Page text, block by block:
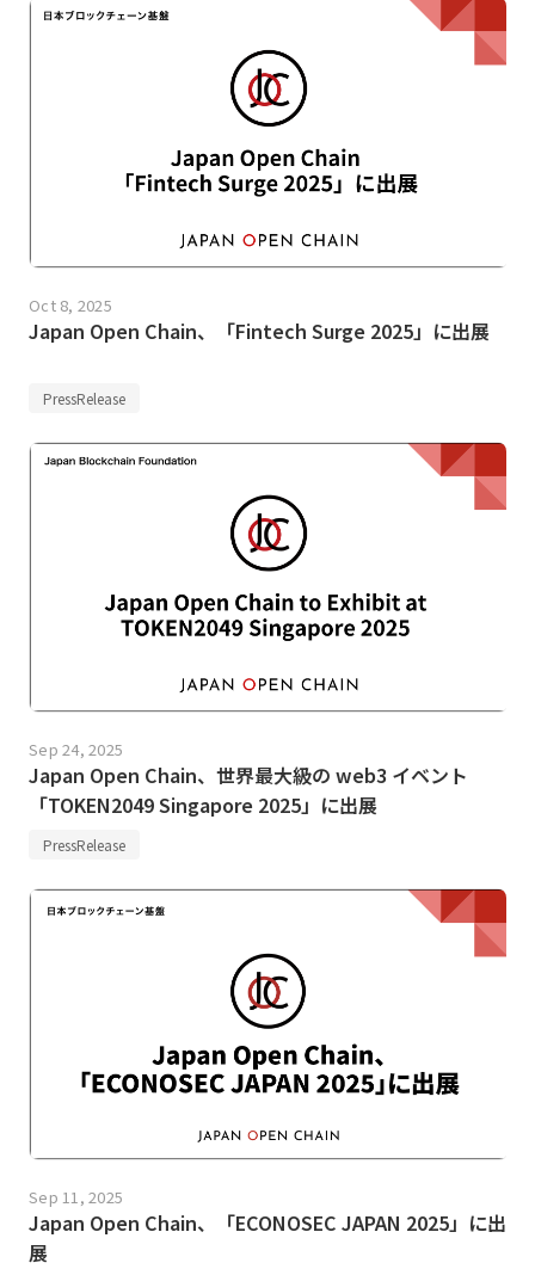
Oct 8, 2025
Japan Open Chain、「Fintech Surge 2025」に出展
PressRelease
Sep 24, 2025
Japan Open Chain、世界最大級の web3 イベント
「TOKEN2049 Singapore 2025」に出展
PressRelease
Sep 11, 2025
Japan Open Chain、「ECONOSEC JAPAN 2025」に出
展